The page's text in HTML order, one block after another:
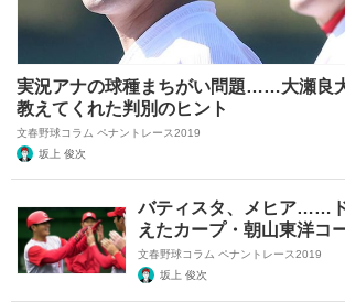
実況アナの球種まちがい問題……大瀬良
教えてくれた判別のヒント
文春野球コラム ペナントレース2019
坂上 俊次
バティスタ、メヒア……
えたカープ・朝山東洋コ
文春野球コラム ペナントレース2019
坂上 俊次